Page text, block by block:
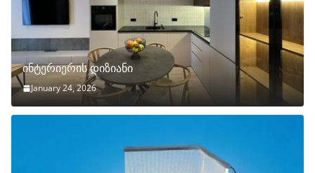
ინტერიერის დიზიანი
January 24, 2026